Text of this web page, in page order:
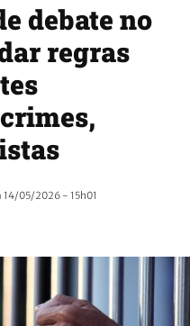
debate no
regras
14/05/2026 - 15h01